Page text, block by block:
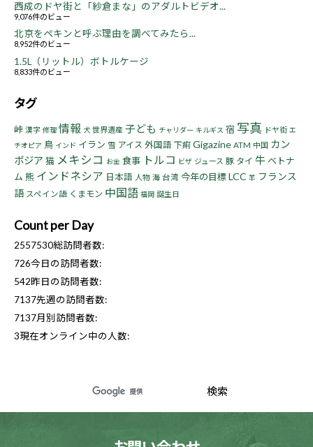
西成のドヤ街と「紗倉まな」のアダルトビデオ...
9,076件のビュー
北京をペキンと呼ぶ理由を調べてみたら...
8,952件のビュー
1.5L（リットル）ボトルケージ
8,833件のビュー
タグ
峠 漢字 修理 情報 犬 世界遺産 子ども チャリダー キルギス 宿 写真 ドヤ街 エ
チオピア 鳥 インド イラン 雪 アイス 外国語 下痢 Gigazine ATM 中国 カン
ボジア 猫 メキシコ お金 食事 トルコ ビザ ジュース 豚 タイ 牛 ベトナ
ム 熊 インドネシア 日本語 人物 海 台湾 今年の目標LCC 羊 フランス
語 スペイン語 くまモン 中国語 福岡 誕生日
Count per Day
2557530総訪問者数:
726今日の訪問者数:
542昨日の訪問者数:
7137先週の訪問者数:
7137月別訪問者数:
3現在オンライン中の人数: